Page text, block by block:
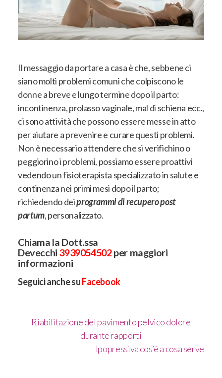
Il messaggio da portare a casa è che, sebbene ci
siano molti problemi comuni che colpiscono le
donne a breve e lungo termine dopo il parto:
incontinenza, prolasso vaginale, mal di schiena ecc.,
ci sono attività che possono essere messe in atto
per aiutare a prevenire e curare questi problemi.
Non è necessario attendere che si verifichino o
peggiorino i problemi, possiamo essere proattivi
vedendo un fisioterapista specializzato in salute e
continenza nei primi mesi dopo il parto;
richiedendo deiprogrammi di recupero post
partum, personalizzato.
Chiama la Dott.ssa
Devecchi 3939054502per maggiori
informazioni
Seguici anche suFacebook
Riabilitazione del pavimento pelvico dolore
durante rapporti
Ipopressiva cos’è a cosa serve